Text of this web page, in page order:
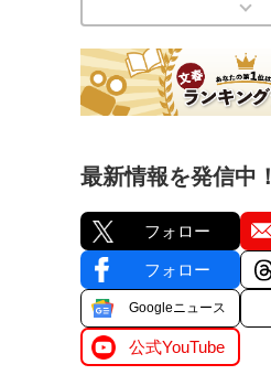
最新情報を発信中！
フォロー
フォロー
Googleニュース
公式YouTube